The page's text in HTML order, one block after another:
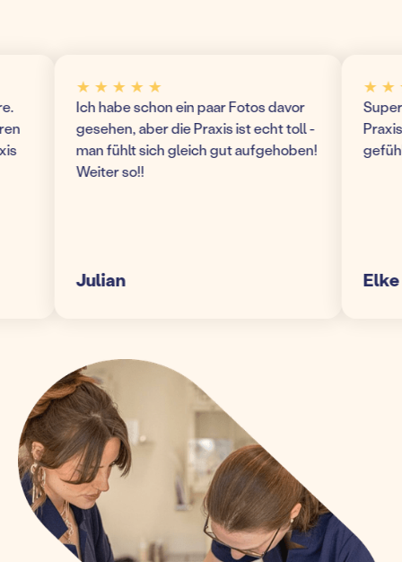
★ ★ ★ ★ ★
Ich habe schon ein paar Fotos davor
gesehen, aber die Praxis ist echt toll -
man fühlt sich gleich gut aufgehoben!
Weiter so!!
Julian
★ ★ ★
Super
Praxis!
gefühlt
Elke S.